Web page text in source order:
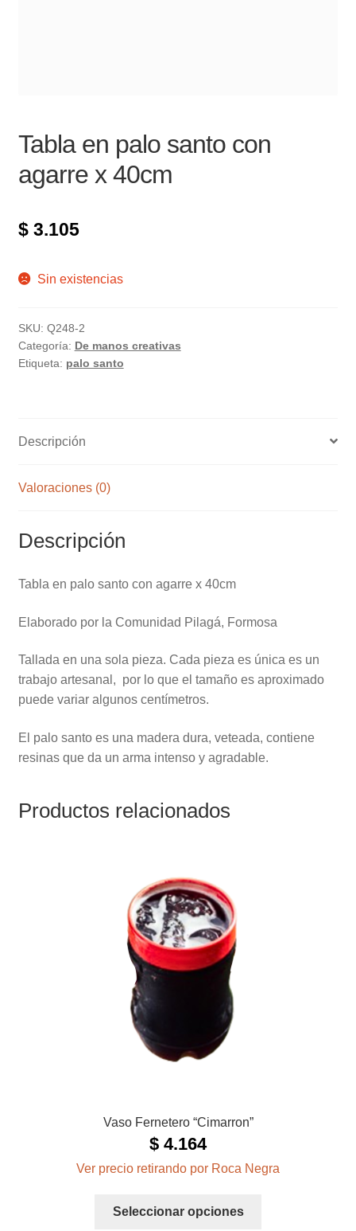
Tabla en palo santo con
agarre x 40cm
$3.105
Sin existencias
SKU: Q248-2
Categoría: De manos creativas
Etiqueta: palo santo
Descripción
Valoraciones (0)
Descripción
Tabla en palo santo con agarre x 40cm
Elaborado por la Comunidad Pilagá, Formosa
Tallada en una sola pieza. Cada pieza es única es un
trabajo artesanal, por lo que el tamaño es aproximado
puede variar algunos centímetros.
El palo santo es una madera dura, veteada, contiene
resinas que da un arma intenso y agradable.
Productos relacionados
Vaso Fernetero “Cimarron”
$ 4.164
Ver precio retirando por Roca Negra
Seleccionar opciones